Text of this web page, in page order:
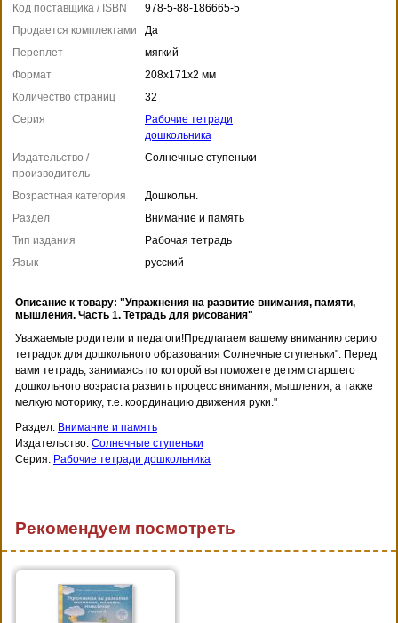
Код поставщика / ISBN
978-5-88-186665-5
Продается комплектами
Да
Переплет
мягкий
Формат
208x171x2 мм
Количество страниц
32
Серия
Рабочие тетради
дошкольника
Издательство /
производитель
Солнечные ступеньки
Возрастная категория
Дошкольн.
Раздел
Внимание и память
Тип издания
Рабочая тетрадь
Язык
русский
Описание к товару: "Упражнения на развитие внимания, памяти,
мышления. Часть 1. Тетрадь для рисования"
Уважаемые родители и педагоги!Предлагаем вашему вниманию серию
тетрадок для дошкольного образования Солнечные ступеньки". Перед
вами тетрадь, занимаясь по которой вы поможете детям старшего
дошкольного возраста развить процесс внимания, мышления, а также
мелкую моторику, т.е. координацию движения руки."
Раздел: Внимание и память
Издательство: Солнечные ступеньки
Серия: Рабочие тетради дошкольника
Рекомендуем посмотреть